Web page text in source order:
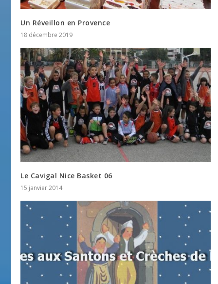
Un Réveillon en Provence
18 décembre 2019
Le Cavigal Nice Basket 06
15 janvier 2014